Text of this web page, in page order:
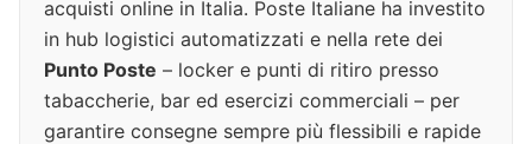
acquisti online in Italia. Poste Italiane ha investito
in hub logistici automatizzati e nella rete dei
Punto Poste – locker e punti di ritiro presso
tabaccherie, bar ed esercizi commerciali – per
garantire consegne sempre più flessibili e rapide